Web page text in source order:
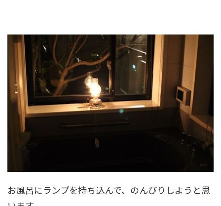
お風呂にランプを持ち込んで、のんびりしようと思